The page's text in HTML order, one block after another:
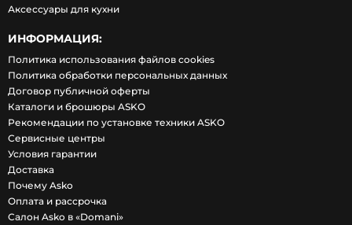
Аксессуары для кухни
ИНФОРМАЦИЯ:
Политика использования файлов cookies
Политика обработки персональных данных
Договор публичной оферты
Каталоги и брошюры ASKO
Рекомендации по установке техники ASKO
Сервисные центры
Условия гарантии
Доставка
Почему Asko
Оплата и рассрочка
Салон Asko в «Domani»